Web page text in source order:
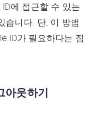
에 접근할 수 있는
습니다. 단, 이 방법
ID가 필요하다는 점
아웃하기